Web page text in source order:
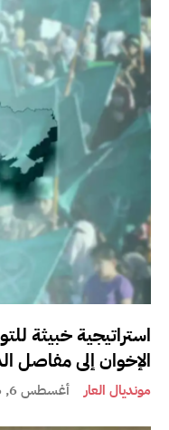
استراتيجية خبيثة
الإخوان إلى مفاصل
مونديال العار أغسطس 6, 2026